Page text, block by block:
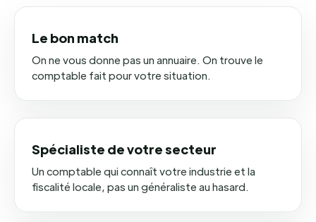
Le bon match
On ne vous donne pas un annuaire. On trouve le
comptable fait pour votre situation.
Spécialiste de votre secteur
Un comptable qui connaît votre industrie et la
fiscalité locale, pas un généraliste au hasard.